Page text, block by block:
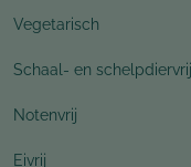
Vegetarisch
Schaal- en schelpdiervrij
Notenvrij
Eivrij